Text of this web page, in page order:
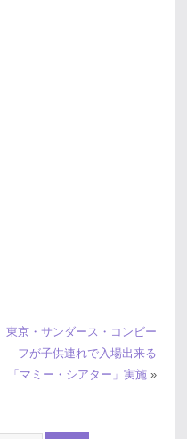
東京・サンダース・コンビー
フが子供連れで入場出来る
「マミー・シアター」実施»